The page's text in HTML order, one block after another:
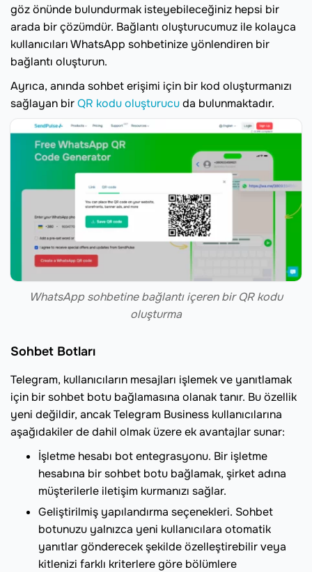
göz önünde bulundurmak isteyebileceğiniz hepsi bir
arada bir çözümdür. Bağlantı oluşturucumuz ile kolayca
kullanıcıları WhatsApp sohbetinize yönlendiren bir
bağlantı oluşturun.
Ayrıca, anında sohbet erişimi için bir kod oluşturmanızı
sağlayan birQR kodu oluşturucuda bulunmaktadır.
WhatsApp sohbetine bağlantı içeren bir QR kodu
oluşturma
Sohbet Botları
Telegram, kullanıcıların mesajları işlemek ve yanıtlamak
için bir sohbet botu bağlamasına olanak tanır. Bu özellik
yeni değildir, ancak Telegram Business kullanıcılarına
aşağıdakiler de dahil olmak üzere ek avantajlar sunar:
İşletme hesabı bot entegrasyonu. Bir işletme
hesabına bir sohbet botu bağlamak, şirket adına
müşterilerle iletişim kurmanızı sağlar.
Geliştirilmiş yapılandırma seçenekleri. Sohbet
botunuzu yalnızca yeni kullanıcılara otomatik
yanıtlar gönderecek şekilde özelleştirebilir veya
kitlenizi farklı kriterlere göre bölümlere